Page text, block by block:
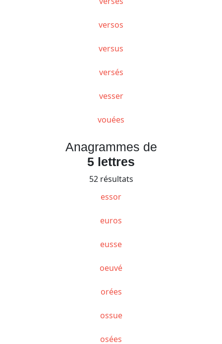
versos
versus
versés
vesser
vouées
Anagrammes de
5 lettres
52 résultats
essor
euros
eusse
oeuvé
orées
ossue
osées